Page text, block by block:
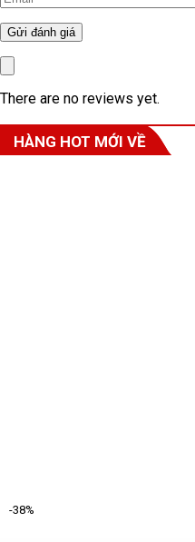
There are no reviews yet.
HÀNG HOT MỚI VỀ
-38%